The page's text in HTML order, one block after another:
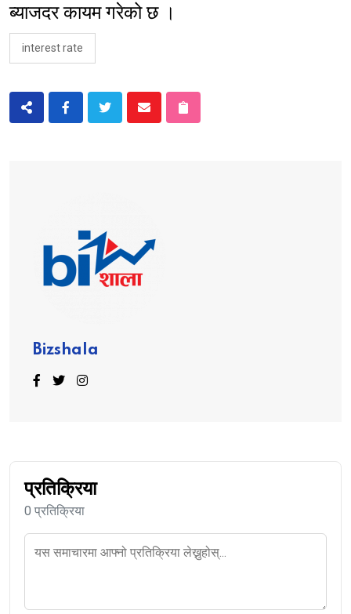
ब्याजदर कायम गरेको छ ।
interest rate
Bizshala
प्रतिक्रिया
0 प्रतिक्रिया